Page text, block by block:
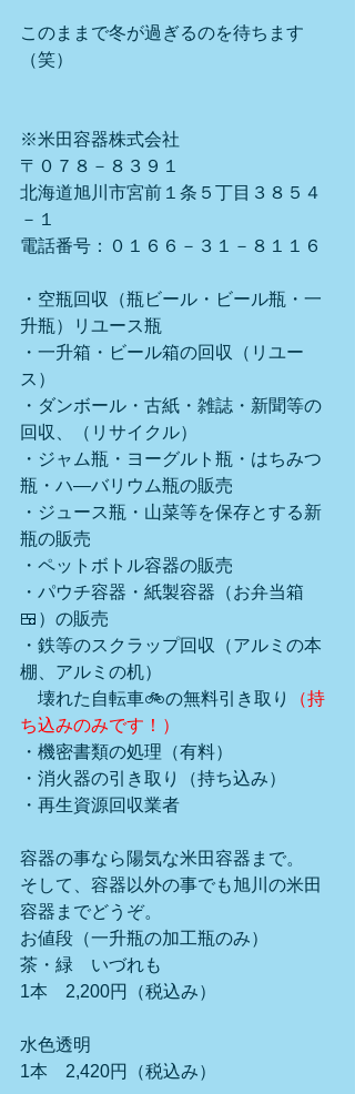
このままで冬が過ぎるのを待ちます
（笑）
※米田容器株式会社
〒０７８－８３９１
北海道旭川市宮前１条５丁目３８５４
－１
電話番号：０１６６－３１－８１１６
・空瓶回収（瓶ビール・ビール瓶・一
升瓶）リユース瓶
・一升箱・ビール箱の回収（リユー
ス）
・ダンボール・古紙・雑誌・新聞等の
回収、（リサイクル）
・ジャム瓶・ヨーグルト瓶・はちみつ
瓶・ハ―バリウム瓶の販売
・ジュース瓶・山菜等を保存とする新
瓶の販売
・ペットボトル容器の販売
・パウチ容器・紙製容器（お弁当箱
🍱）の販売
・鉄等のスクラップ回収（アルミの本
棚、アルミの机）
壊れた自転車🚲の無料引き取り
（持
ち込みのみです！）
・機密書類の処理（有料）
・消火器の引き取り（持ち込み）
・再生資源回収業者
容器の事なら陽気な米田容器まで。
そして、容器以外の事でも旭川の米田
容器までどうぞ。
お値段（一升瓶の加工瓶のみ）
茶・緑　いづれも
1本　2,200円（税込み）
水色透明
1本　2,420円（税込み）